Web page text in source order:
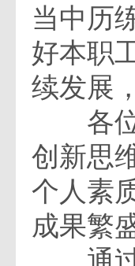
当中历
好本职
续发展
各位
创新思
个人素
成果繁